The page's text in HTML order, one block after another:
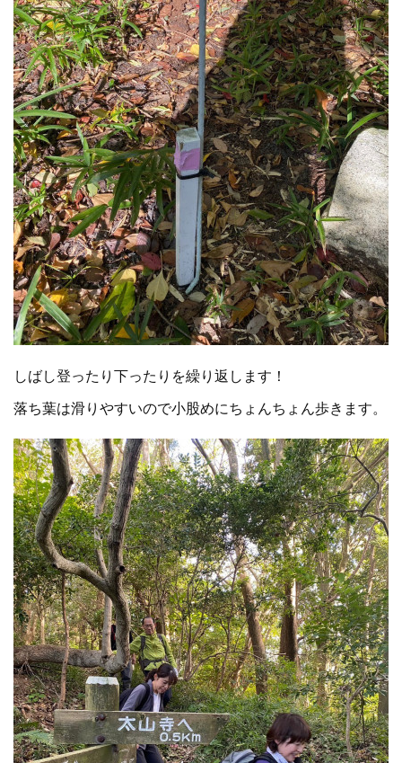
しばし登ったり下ったりを繰り返します！
落ち葉は滑りやすいので小股めにちょんちょん歩きます。